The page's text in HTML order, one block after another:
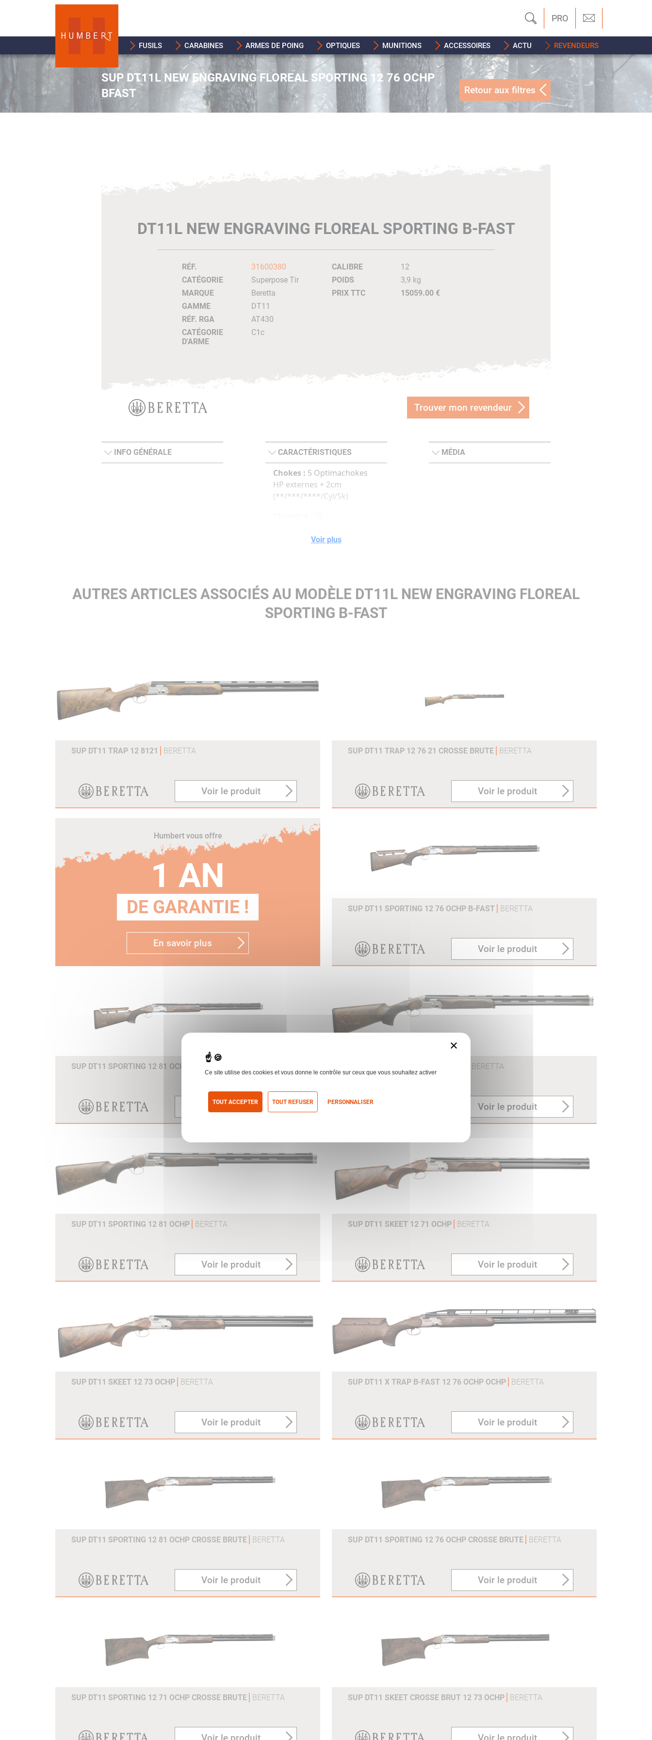
PRO
FUSILS CARABINES ARMES DE POING OPTIQUES MUNITIONS ACCESSOIRES ACTU REVENDEURS
SUP DT11L NEW ENGRAVING FLOREAL SPORTING 12 76 OCHP
BFAST
Retour aux filtres
DT11L NEW ENGRAVING FLOREAL SPORTING B-FAST
RÉF.
31600380
CATÉGORIE
Superpose Tir
MARQUE
Beretta
GAMME
DT11
RÉF. RGA
AT430
CATÉGORIE
D'ARME
C1c
CALIBRE
12
POIDS
3,9 kg
PRIX TTC
15059.00 €
Trouver mon revendeur
INFO GÉNÉRALE CARACTÉRISTIQUES
Chokes : 5 Optimachokes
HP externes + 2cm
(**/***/****/Cyl/Sk)
10x8mm
MÉDIA
Voir plus
AUTRES ARTICLES ASSOCIÉS AU MODÈLE DT11L NEW ENGRAVING FLOREAL
SPORTING B-FAST
SUP DT11 TRAP 12 8121 BERETTA
Voir le produit
SUP DT11 TRAP 12 76 21 CROSSE BRUTE BERETTA
Voir le produit
Humbert vous offre
1 AN
DE GARANTIE !
En savoir plus
SUP DT11 SPORTING 12 76 OCHP B-FAST BERETTA
Voir le produit
SUP DT11 SPORTING 12 81 OCHP B-FAST
Voir le produit
BERETTA
Voir le produit
SUP DT11 SPORTING 12 81 OCHP BERETTA
Voir le produit
SUP DT11 SKEET 12 71 OCHP BERETTA
Voir le produit
SUP DT11 SKEET 12 73 OCHP BERETTA
Voir le produit
SUP DT11 X TRAP B-FAST 12 76 OCHP OCHP BERETTA
Voir le produit
SUP DT11 SPORTING 12 81 OCHP CROSSE BRUTE BERETTA
Voir le produit
SUP DT11 SPORTING 12 76 OCHP CROSSE BRUTE BERETTA
Voir le produit
SUP DT11 SPORTING 12 71 OCHP CROSSE BRUTE BERETTA SUP DT11 SKEET CROSSE BRUT 12 73 OCHP BERETTA
×
Ce site utilise des cookies et vous donne le contrôle sur ceux que vous souhaitez activer
TOUT ACCEPTER TOUT REFUSER PERSONNALISER